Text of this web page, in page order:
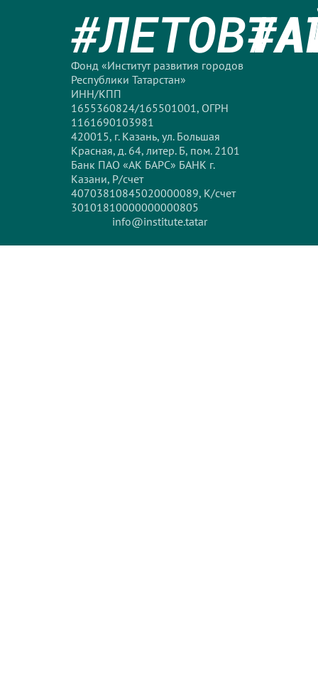
Фонд «Институт развития городов
Республики Татарстан»
ИНН/КПП
1655360824/165501001, ОГРН
1161690103981
420015, г. Казань, ул. Большая
Красная, д. 64, литер. Б, пом. 2101
Банк ПАО «АК БАРС» БАНК г.
Казани, Р/счет
40703810845020000089, К/счет
30101810000000000805
info@institute.tatar